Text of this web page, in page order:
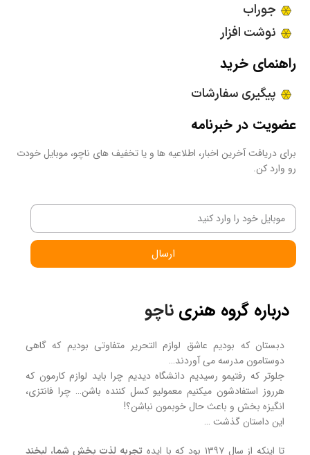
جوراب
نوشت افزار
راهنمای خرید
پیگیری سفارشات
عضویت در خبرنامه
برای دریافت آخرین اخبار، اطلاعیه ها و یا تخفیف های ناچو، موبایل خودت
رو وارد کن.
ارسال
درباره گروه هنری ناچو
دبستان که بودیم عاشق لوازم التحریر متفاوتی بودیم که گاهی
دوستامون مدرسه می آوردند…
جلوتر که رفتیمو رسیدیم دانشگاه دیدیم چرا باید لوازم کارمون که
هرروز استفادشون میکنیم معمولیو کسل کننده باشن… چرا فانتزی،
انگیزه بخش و باعث حال خوبمون نباشن؟!
این داستان گذشت …
تا اینکه از سال ۱۳۹۷ بود که با ایده
تجربه لذت بخش شما، لبخند